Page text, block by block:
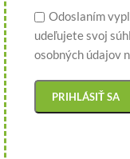
Odoslaním
udeľujete svoj
osobných údajov